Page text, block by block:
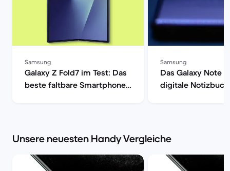
Samsung
Galaxy Z Fold7 im Test: Das
beste faltbare Smartphone?
Samsung
Das Galaxy Note
digitale Notizbuch
Unsere neuesten Handy Vergleiche